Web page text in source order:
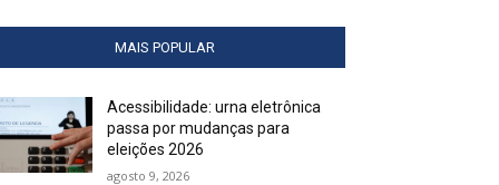
MAIS POPULAR
Acessibilidade: urna eletrônica
passa por mudanças para
eleições 2026
agosto 9, 2026